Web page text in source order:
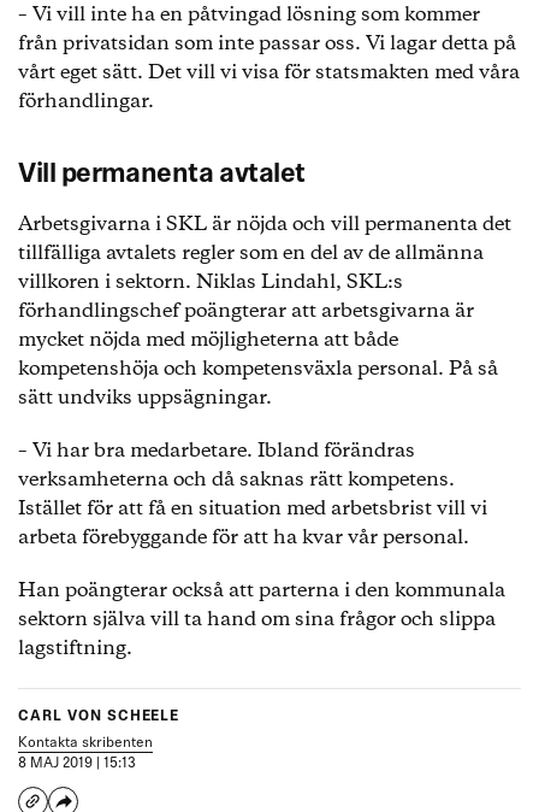
– Vi vill inte ha en påtvingad lösning som kommer
från privatsidan som inte passar oss. Vi lagar detta på
vårt eget sätt. Det vill vi visa för statsmakten med våra
förhandlingar.
Vill permanenta avtalet
Arbetsgivarna i SKL är nöjda och vill permanenta det
tillfälliga avtalets regler som en del av de allmänna
villkoren i sektorn. Niklas Lindahl, SKL:s
förhandlingschef poängterar att arbetsgivarna är
mycket nöjda med möjligheterna att både
kompetenshöja och kompetensväxla personal. På så
sätt undviks uppsägningar.
– Vi har bra medarbetare. Ibland förändras
verksamheterna och då saknas rätt kompetens.
Istället för att få en situation med arbetsbrist vill vi
arbeta förebyggande för att ha kvar vår personal.
Han poängterar också att parterna i den kommunala
sektorn själva vill ta hand om sina frågor och slippa
lagstiftning.
CARL VON SCHEELE
Kontakta skribenten
8 MAJ 2019 | 15:13